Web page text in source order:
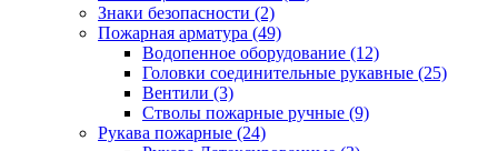
Знаки безопасности (2)
Пожарная арматура (49)
Водопенное оборудование (12)
Головки соединительные рукавные (25)
Вентили (3)
Стволы пожарные ручные (9)
Рукава пожарные (24)